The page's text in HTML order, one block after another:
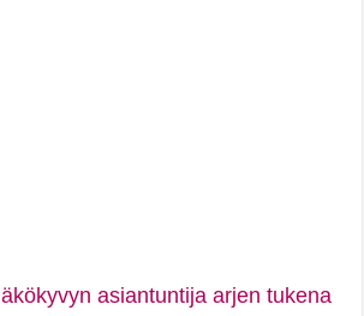
asiantuntija arjen tukena